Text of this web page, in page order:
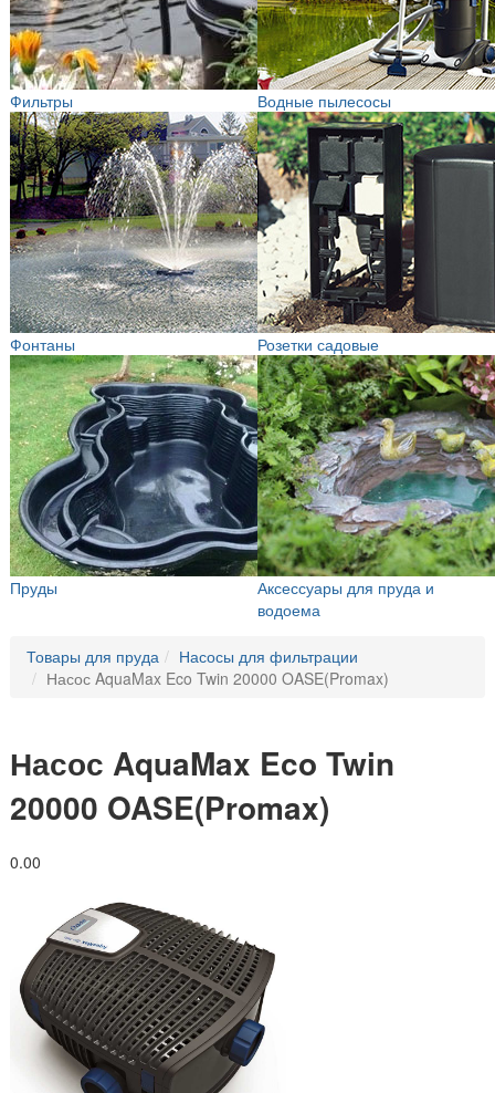
Фильтры Водные пылесосы
Фонтаны Розетки садовые
Пруды
Аксессуары для пруда и
водоема
Товары для пруда
Насосы для фильтрации
Насос AquaMax Eco Twin 20000 OASE(Promax)
Насос AquaMax Eco Twin
20000 OASE(Promax)
0.00